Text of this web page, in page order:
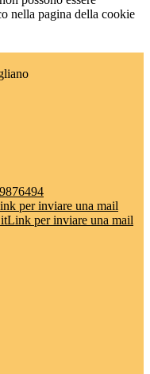
nella pagina della cookie
per inviare una mail
Link per inviare una mail